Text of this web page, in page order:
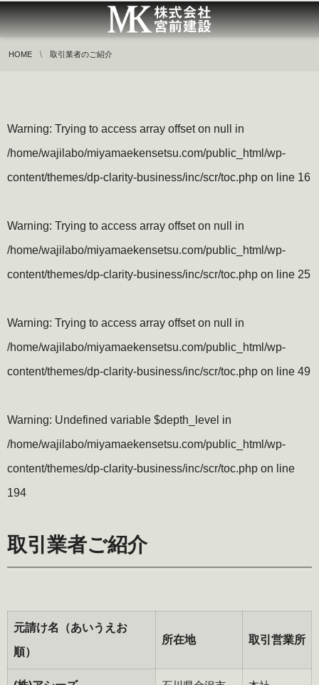
HOME 取引業者のご紹介
Warning: Trying to access array offset on null in
/home/wajilabo/miyamaekensetsu.com/public_html/wp-
content/themes/dp-clarity-business/inc/scr/toc.php on line 16
Warning: Trying to access array offset on null in
/home/wajilabo/miyamaekensetsu.com/public_html/wp-
content/themes/dp-clarity-business/inc/scr/toc.php on line 25
Warning: Trying to access array offset on null in
/home/wajilabo/miyamaekensetsu.com/public_html/wp-
content/themes/dp-clarity-business/inc/scr/toc.php on line 49
Warning: Undefined variable $depth_level in
/home/wajilabo/miyamaekensetsu.com/public_html/wp-
content/themes/dp-clarity-business/inc/scr/toc.php on line
194
取引業者ご紹介
元請け名（あいうえお
順）
所在地 取引営業所